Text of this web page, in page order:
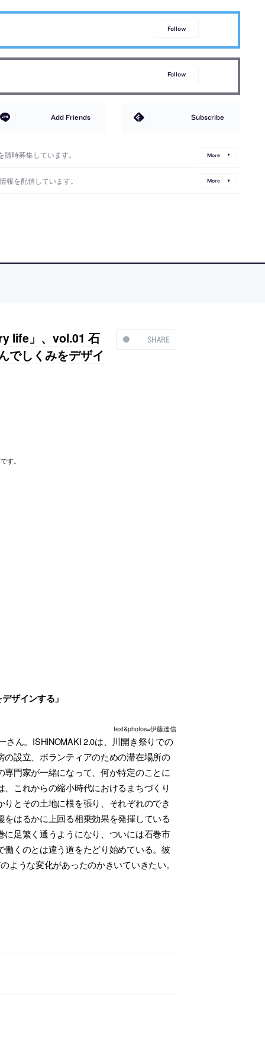
Follow
Follow
Add Friends Subscribe
時募集しています。 More
報を配信しています。 More
SHARE
life」、vol.01 石
でしくみをデザイ
す。
ザインする」
text&photos=伊藤達信
さん。ISHINOMAKI 2.0は、川開き祭りでの
設立、ボランティアのための滞在場所の
門家が一緒になって、何か特定のことに
これからの縮小時代におけるまちづくり
とその土地に根を張り、それぞれのでき
はるかに上回る相乗効果を発揮している
足繁く通うようになり、ついには石巻市
くのとは違う道をたどり始めている。彼
ような変化があったのかきいていきたい。